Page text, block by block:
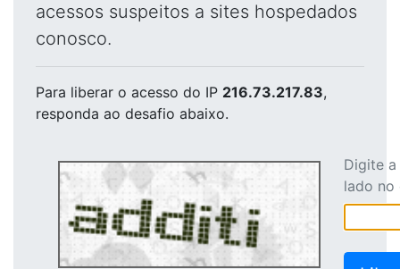
acessos suspeitos a sites hospedados
conosco.
Para liberar o acesso do IP 216.73.217.83,
responda ao desafio abaixo.
Digite
lado no